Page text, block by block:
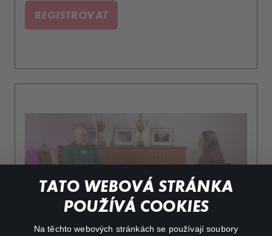
TATO WEBOVÁ STRÁNKA
POUŽÍVÁ COOKIES
Na těchto webových stránkách se používají soubory
porodu cítí na kurtu? Co by na WTA Tour chtěla
dokázat? Jak má zařízené hlídání? A na kterých
turnajích se objeví?.
REGISTROVAT